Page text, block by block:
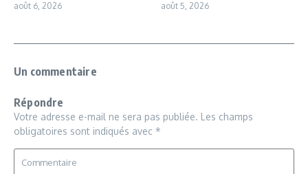
août 6, 2026 août 5, 2026
Un commentaire
Répondre
Votre adresse e-mail ne sera pas publiée. Les champs
obligatoires sont indiqués avec *